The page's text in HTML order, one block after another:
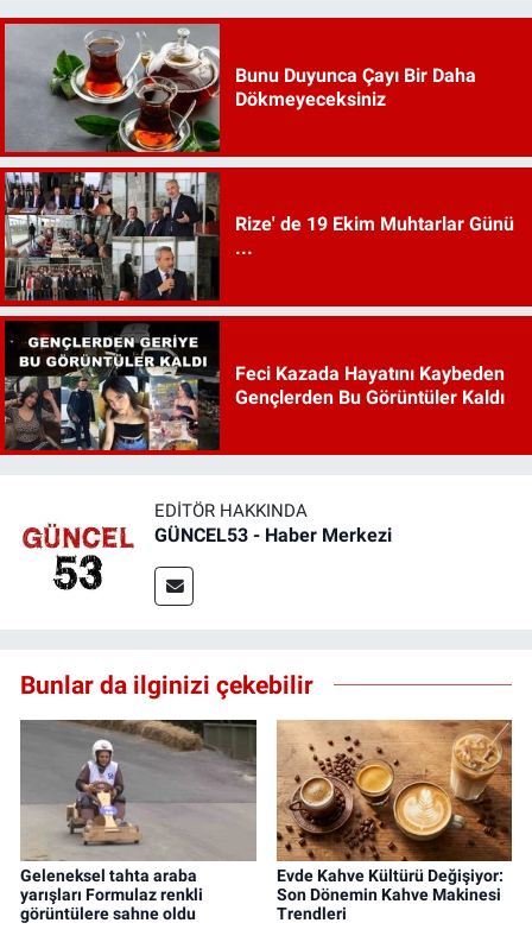
Bunu Duyunca Çayı Bir Daha
Dökmeyeceksiniz
Rize' de 19 Ekim Muhtarlar Günü
...
Feci Kazada Hayatını Kaybeden
Gençlerden Bu Görüntüler Kaldı
EDITÖR HAKKINDA
GÜNCEL53 - Haber Merkezi
Bunlar da ilginizi çekebilir
Geleneksel tahta araba
yarışları Formulaz renkli
görüntülere sahne oldu
Evde Kahve Kültürü Değişiyor:
Son Dönemin Kahve Makinesi
Trendleri